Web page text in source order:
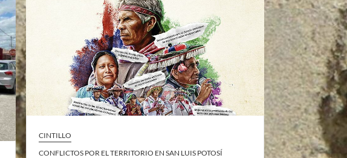
CINTILLO
CONFLICTOS POR EL TERRITORIO EN SAN LUIS POTOSÍ